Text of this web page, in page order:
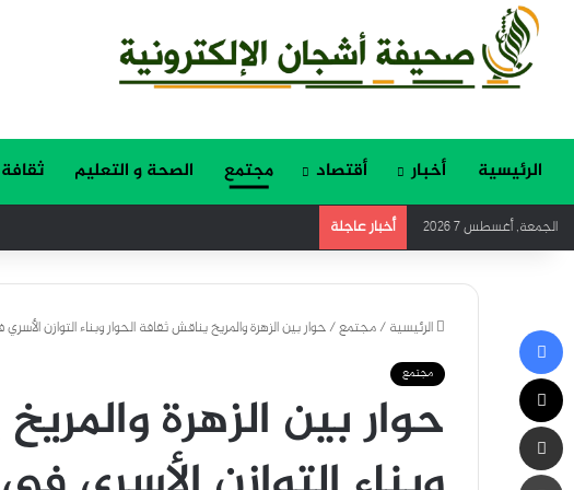
الرئيسية أخبار أقتصاد مجتمع الصحة و التعليم
الجمعة, أغسطس 7 2026 أخبار عاجلة
الرئيسية/مجتمع/حوار بين الزهرة والمريخ يناقش ثقافة الحوار وبناء التوازن
مجتمع
حوار بين الزهرة